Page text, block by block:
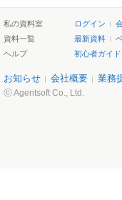
私の資料室 ログイン
資料一覧
最新資料
ヘルプ
初心者ガイド
お知らせ 会社概要 業務
ⓒ Agentsoft Co., Ltd.